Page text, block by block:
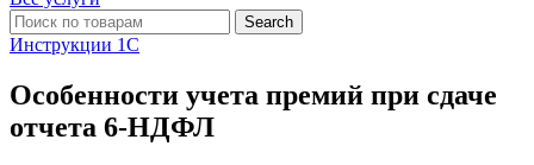
Search
Инструкции 1С
Особенности учета премий при сдаче
отчета 6-НДФЛ